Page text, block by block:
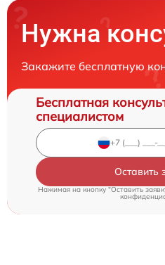
Нужна
Закажите бесплатную
Бесплатная
специалистом
Оставить
Нажимая на кнопку "Оставить